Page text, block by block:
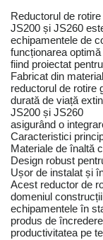
Reductorul de
JS200 și JS260
echipamentele de
funcționarea
fiind proiectat
Fabricat din
reductorul de rotire
durată de viață
JS200 și JS260
asigurând o
Caracteristici
Materiale de înaltă
Design robust
Ușor de instalat și
Acest reductor de
domeniul
echipamentele în
produs de
productivitatea pe